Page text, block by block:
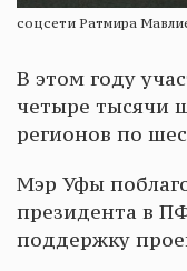
соцсети Ратмира
В этом году
четыре тысячи
регионов по
Мэр Уфы
президента в
поддержку